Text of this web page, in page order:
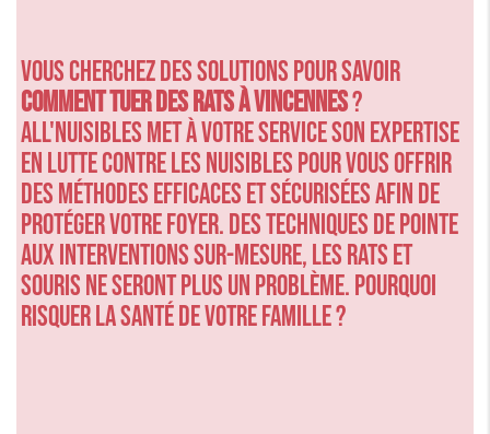
Vous cherchez des solutions pour savoir
comment tuer des rats à Vincennes?
ALL'NUISIBLES met à votre service son expertise
en lutte contre les nuisibles pour vous offrir
des méthodes efficaces et sécurisées afin de
protéger votre foyer. Des techniques de pointe
aux interventions sur-mesure, les rats et
souris ne seront plus un problème. Pourquoi
risquer la santé de votre famille ?